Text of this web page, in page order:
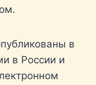
в
в России и